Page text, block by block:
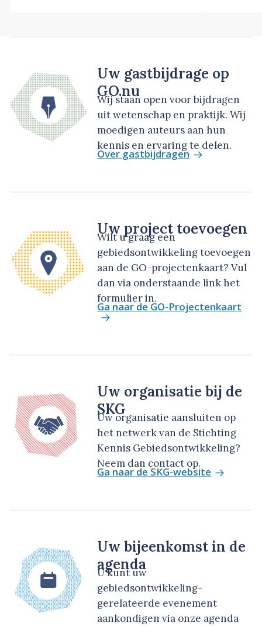
Uw gastbijdrage op
GO.nu
Wij staan open voor bijdragen
uit wetenschap en praktijk. Wij
moedigen auteurs aan hun
kennis en ervaring te delen.
Over gastbijdragen
Uw project toevoegen
Wilt u graag een
gebiedsontwikkeling toevoegen
aan de GO-projectenkaart? Vul
dan via onderstaande link het
formulier in.
Ga naar de GO-Projectenkaart
Uw organisatie bij de
SKG
Uw organisatie aansluiten op
het netwerk van de Stichting
Kennis Gebiedsontwikkeling?
Neem dan contact op.
Ga naar de SKG-website
Uw bijeenkomst in de
agenda
U kunt uw
gebiedsontwikkeling-
gerelateerde evenement
aankondigen via onze agenda